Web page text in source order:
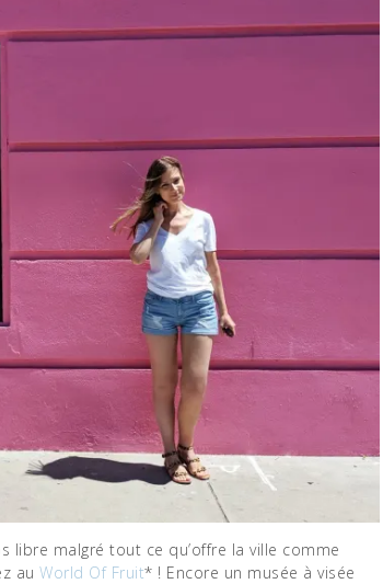
au World Of Fruit* ! Encore un musée à visée